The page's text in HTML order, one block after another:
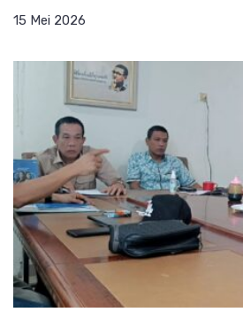
15 Mei 2026